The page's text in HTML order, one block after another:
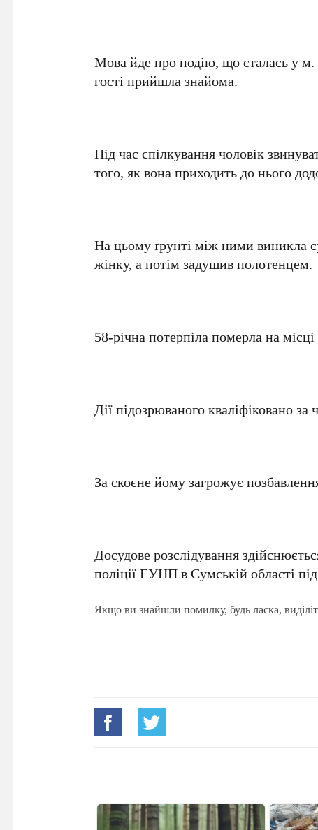
Мова йде про подію, що сталась у
гості прийшла знайома.
Під час спілкування чоловік
того, як вона приходить до нього
На цьому ґрунті між ними виникла
жінку, а потім задушив полотенцем.
58-річна потерпіла померла на місці
Дії підозрюваного кваліфіковано
За скоєне йому загрожує
Досудове розслідування
поліції ГУНП в Сумській області
Якщо ви знайшли помилку, будь ласка,